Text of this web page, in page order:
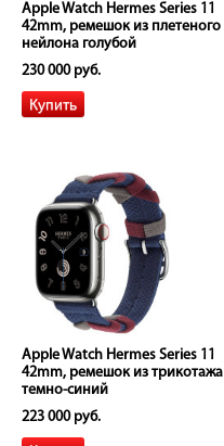
Apple Watch Hermes Series 11
42mm, ремешок из плетеного
нейлона голубой
230 000 руб.
Apple Watch Hermes Series 11
42mm, ремешок из трикотажа
темно-синий
223 000 руб.